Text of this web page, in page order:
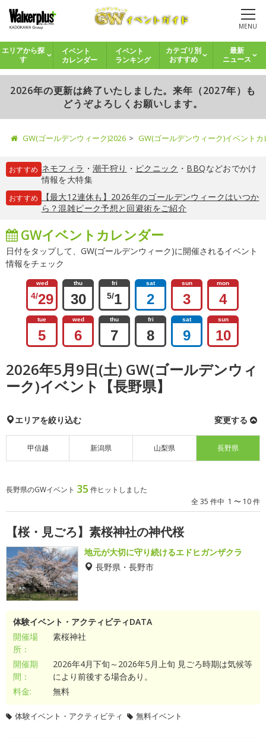
MENU
エリアから探
す
イベント
カレンダー
イベント
ランキング
カテゴリ別
おすすめ
最新
ニュース
2026年の更新は終了いたしました。来年（2027年）も
どうぞよろしくお願いします。
GW(ゴールデンウィーク)2026 GW(ゴールデンウィーク)イベント
おすすめ ネモフィラ ・ 潮干狩り ・ ピクニック ・ BBQなどおでかけ
情報を大特集
おすすめ
【最大12連休も】2026年のゴールデンウィークはいつか
ら？混雑ピーク予想と回避術をご紹介
GWイベントカレンダー
日付をタップして、GW(ゴールデンウィーク)に開催されるイベント
情報をチェック
wed
4/29
thu
30
fri
5/1
sat
2
sun
3
mon
4
tue
5
wed
6
thu
7
fri
8
sat
9
sun
10
2026年5月9日(土) GW(ゴールデンウィ
ーク)イベント【長野県】
エリアを絞り込む 変更する
甲信越 新潟県 山梨県 長野県
長野県のGWイベント 35 件ヒットしました
全 35 件中 1 〜 10 件
【桜・見ごろ】素桜神社の神代桜
地元が大切に守り続けるエドヒガンザクラ
長野県・長野市
体験イベント・アクティビティDATA
開催場
所：
素桜神社
開催期
間：
2026年4月下旬～2026年5月上旬 見ごろ時期は気候等
により前後する場合あり。
料金:
無料
体験イベント・アクティビティ 無料イベント